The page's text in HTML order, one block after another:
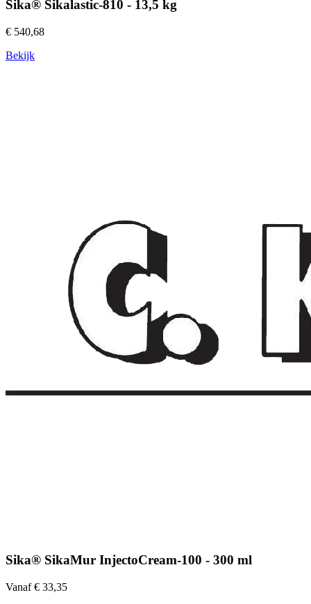
Sika® Sikalastic-810 - 13,5 kg
€ 540,68
Bekijk
Sika® SikaMur InjectoCream-100 - 300 ml
Vanaf € 33,35